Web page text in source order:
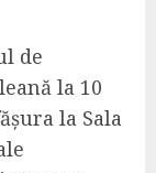
de
la 10
la Sala